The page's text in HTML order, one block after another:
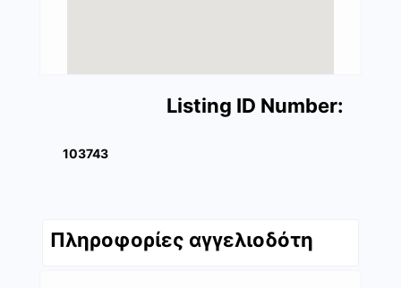
Listing ID Number:
103743
Πληροφορίες αγγελιοδότη